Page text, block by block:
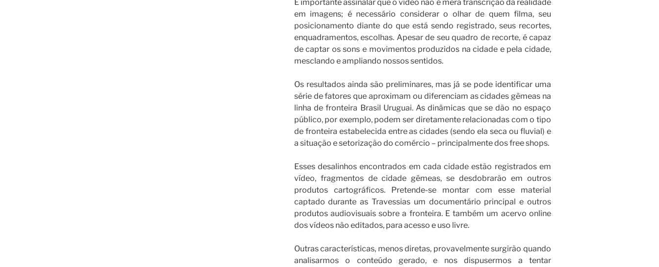
É importante assinalar que o vídeo não é mera transcrição da realidade
em imagens; é necessário considerar o olhar de quem filma, seu
posicionamento diante do que está sendo registrado, seus recortes,
enquadramentos, escolhas. Apesar de seu quadro de recorte, é capaz
de captar os sons e movimentos produzidos na cidade e pela cidade,
mesclando e ampliando nossos sentidos.
Os resultados ainda são preliminares, mas já se pode identificar uma
série de fatores que aproximam ou diferenciam as cidades gêmeas na
linha de fronteira Brasil Uruguai. As dinâmicas que se dão no espaço
público, por exemplo, podem ser diretamente relacionadas com o tipo
de fronteira estabelecida entre as cidades (sendo ela seca ou fluvial) e
a situação e setorização do comércio – principalmente dos free shops.
Esses desalinhos encontrados em cada cidade estão registrados em
vídeo, fragmentos de cidade gêmeas, se desdobrarão em outros
produtos cartográficos. Pretende-se montar com esse material
captado durante as Travessias um documentário principal e outros
produtos audiovisuais sobre a fronteira. E também um acervo online
dos vídeos não editados, para acesso e uso livre.
Outras características, menos diretas, provavelmente surgirão quando
analisarmos o conteúdo gerado, e nos dispusermos a tentar